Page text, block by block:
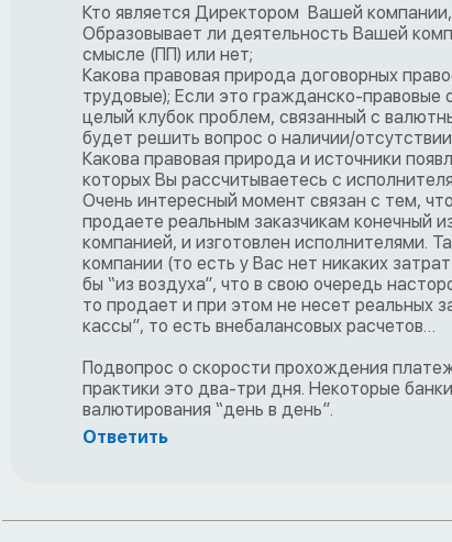
Кто является Директором Вашей
Образовывает ли деятельность Вашей
смысле (ПП) или нет;
Какова правовая природа договорных
трудовые); Если это гражданско-
целый клубок проблем, связанный с
будет решить вопрос о наличии/
Какова правовая природа и источники
которых Вы рассчитываетесь с
Очень интересный момент связан с тем,
продаете реальным заказчикам конечный
компанией, и изготовлен исполнителями.
компании (то есть у Вас нет никаких
бы “из воздуха”, что в свою очередь
то продает и при этом не несет реальных
кассы”, то есть внебалансовых расчетов…
Подвопрос о скорости прохождения
практики это два-три дня. Некоторые
валютирования “день в день”.
Ответить